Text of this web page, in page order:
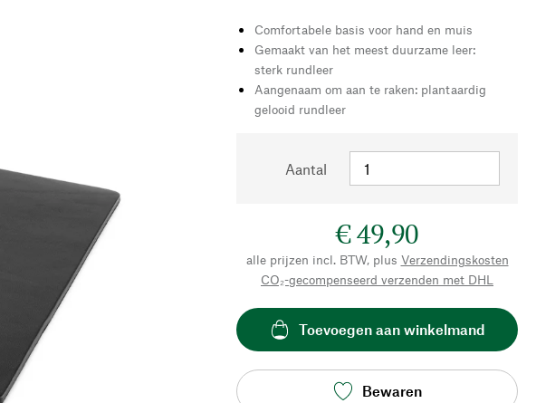
Comfortabele basis voor hand en muis
Gemaakt van het meest duurzame leer:
sterk rundleer
Aangenaam om aan te raken: plantaardig
gelooid rundleer
Aantal
€ 49,90
alle prijzen incl. BTW, plus Verzendingskosten
CO₂-gecompenseerd verzenden met DHL
Toevoegen aan winkelmand
Bewaren